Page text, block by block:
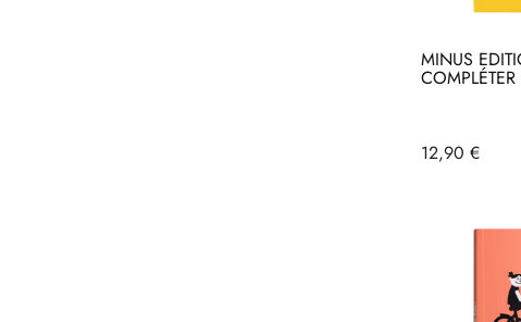
MINUS
Prix
12,90 €